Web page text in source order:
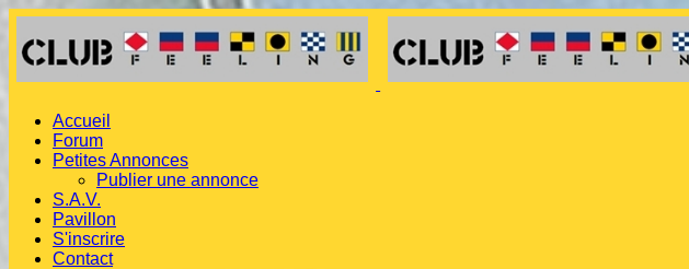
Accueil
Forum
Petites Annonces
Publier une annonce
S.A.V.
Pavillon
S'inscrire
Contact